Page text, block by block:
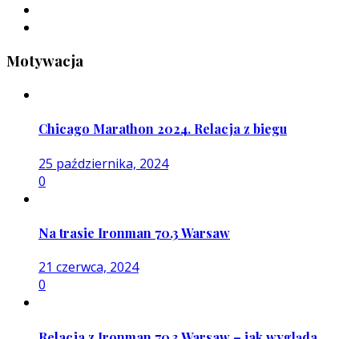
Motywacja
Chicago Marathon 2024. Relacja z biegu
25 października, 2024
0
Na trasie Ironman 70.3 Warsaw
21 czerwca, 2024
0